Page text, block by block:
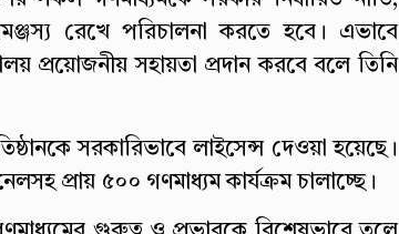
রেখে পরিচালনা করতে হবে। এভাবে
প্রয়োজনীয় সহায়তা প্রদান করবে বলে তিনি
সরকারিভাবে লাইসেন্স দেওয়া হয়েছে।
প্রায় ৫০০ গণমাধ্যম কার্যক্রম চালাচ্ছে।